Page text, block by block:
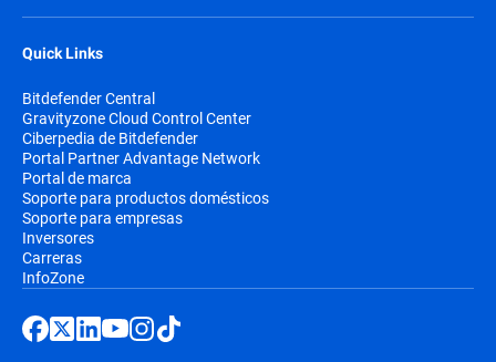
Quick Links
Bitdefender Central
Gravityzone Cloud Control Center
Ciberpedia de Bitdefender
Portal Partner Advantage Network
Portal de marca
Soporte para productos domésticos
Soporte para empresas
Inversores
Carreras
InfoZone